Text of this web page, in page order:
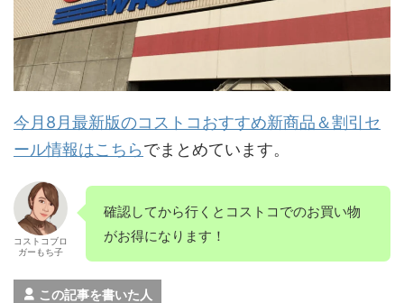
今月8月最新版のコストコおすすめ新商品＆割引セ
ール情報はこちらでまとめています。
コストコブロ
ガーもち子
確認してから行くとコストコでのお買い物
がお得になります！
この記事を書いた人